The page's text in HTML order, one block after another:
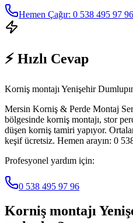
Hemen Çağır: 0 538 495 97 96
⚡ Hızlı Cevap
Korniş montajı Yenişehir
Mersin Korniş & Perde Montaj
bölgesinde korniş montajı, stor
düşen korniş tamiri yapıyor.
keşif ücretsiz. Hemen arayın: 0
Profesyonel yardım için:
0 538 495 97 96
Korniş montajı